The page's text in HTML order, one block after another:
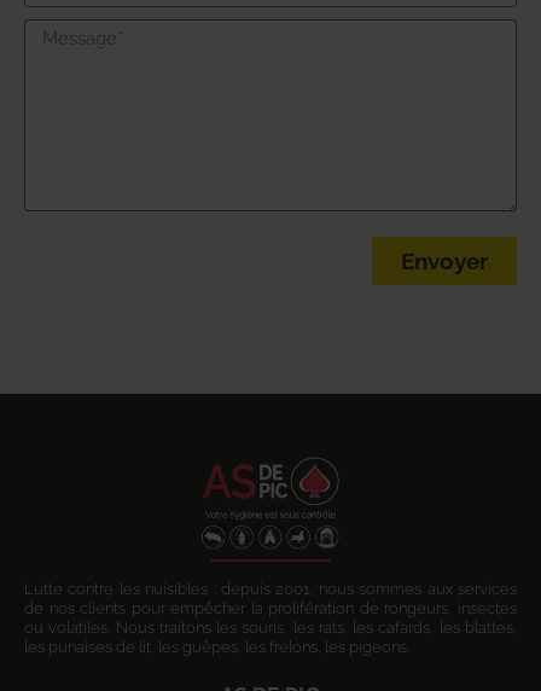
Envoyer
Lutte contre les nuisibles : depuis 2001, nous sommes aux services
de nos clients pour empêcher la prolifération de rongeurs, insectes
ou volatiles. Nous traitons les souris, les rats, les cafards, les blattes,
les punaises de lit, les guêpes, les frelons, les pigeons.